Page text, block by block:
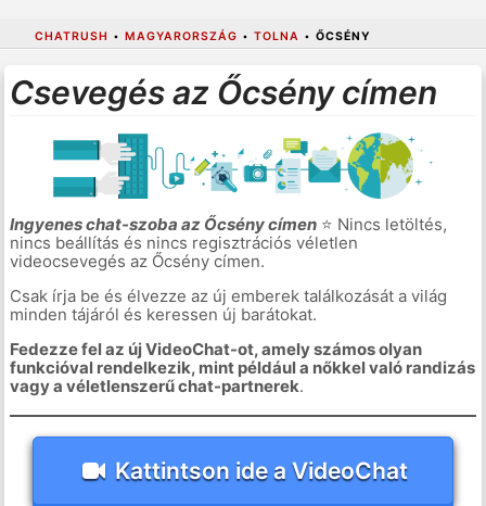
CHATRUSH • MAGYARORSZÁG • TOLNA • ŐCSÉNY
Csevegés az Őcsény címen
Ingyenes chat-szoba az Őcsény címen⭐ Nincs letöltés,
nincs beállítás és nincs regisztrációs véletlen
videocsevegés az Őcsény címen.
Csak írja be és élvezze az új emberek találkozását a világ
minden tájáról és keressen új barátokat.
Fedezze fel az új VideoChat-ot, amely számos olyan
funkcióval rendelkezik, mint például a nőkkel való randizás
vagy a véletlenszerű chat-partnerek.
Kattintson ide a VideoChat